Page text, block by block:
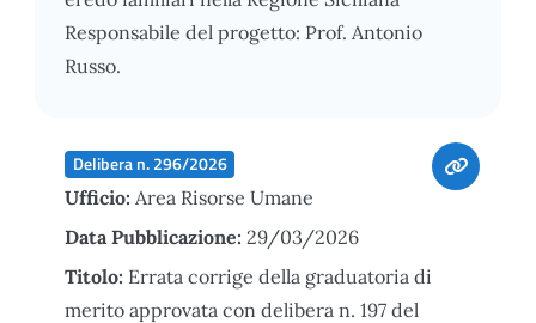
Responsabile del progetto: Prof. Antonio
Russo.
Delibera n. 296/2026
Ufficio: Area Risorse Umane
Data Pubblicazione: 29/03/2026
Titolo: Errata corrige della graduatoria di
merito approvata con delibera n. 197 del